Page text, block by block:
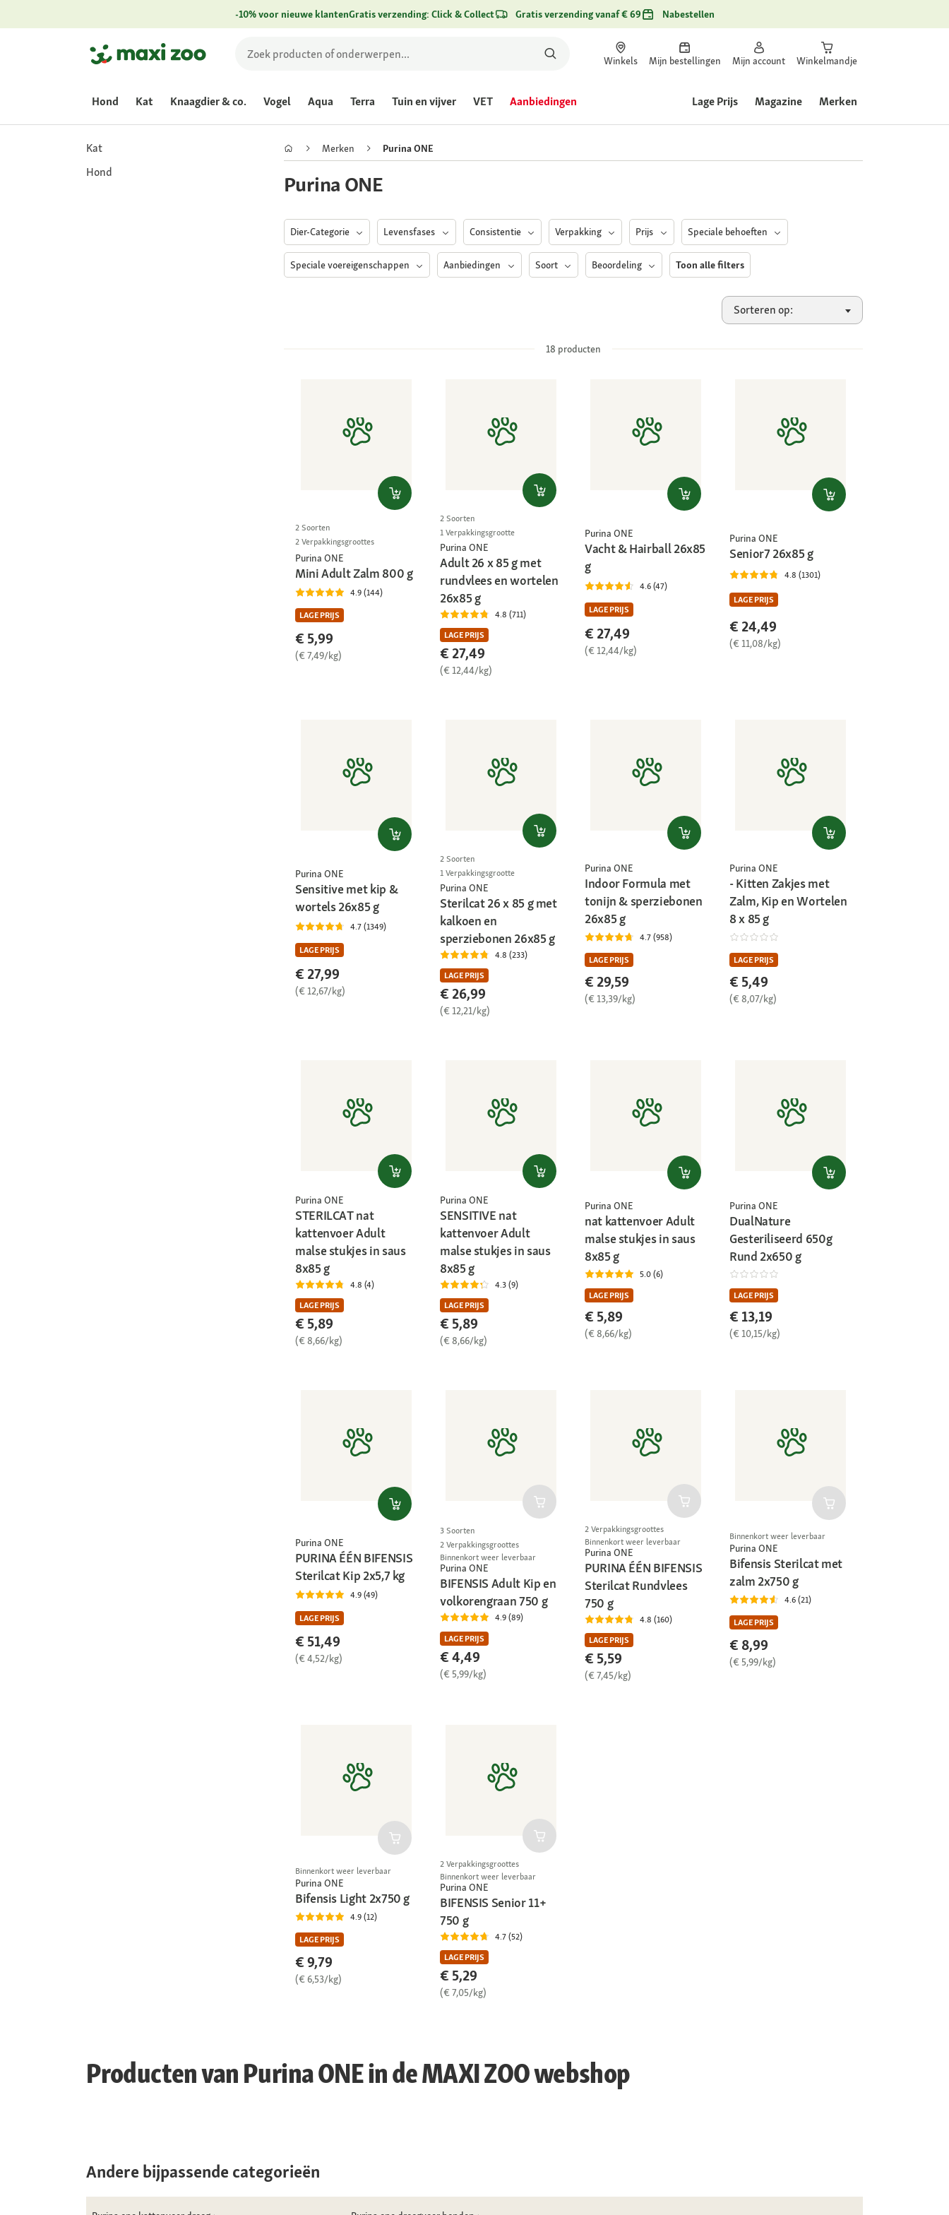
-10% voor nieuwe klantenGratis verzending: Click & Collect Gratis verzending vanaf € 69 Nabestellen
Winkels Mijn bestellingen Mijn account Winkelmandje
Hond Kat Knaagdier & co. Vogel Aqua Terra Tuin en vijver VET Aanbiedingen Lage Prijs Magazine Merken
Kat
Hond
Merken Purina ONE
Purina ONE
Dier-Categorie Levensfases Consistentie Verpakking Prijs Speciale behoeften
Speciale voereigenschappen Aanbiedingen Soort Beoordeling Toon alle filters
Sorteren op:
18 producten
2 Soorten
2 Verpakkingsgroottes
Purina ONE
Mini Adult Zalm 800 g
4.9 (144)
LAGE PRIJS
€ 5,99
(€ 7,49/kg)
2 Soorten
1 Verpakkingsgrootte
Purina ONE
Adult 26 x 85 g met
rundvlees en wortelen
26x85 g
4.8 (711)
LAGE PRIJS
€ 27,49
(€ 12,44/kg)
Purina ONE
Vacht & Hairball 26x85
g
4.6 (47)
LAGE PRIJS
€ 27,49
(€ 12,44/kg)
Purina ONE
Senior7 26x85 g
4.8 (1301)
LAGE PRIJS
€ 24,49
(€ 11,08/kg)
Purina ONE
Sensitive met kip &
wortels 26x85 g
4.7 (1349)
LAGE PRIJS
€ 27,99
(€ 12,67/kg)
2 Soorten
1 Verpakkingsgrootte
Purina ONE
Sterilcat 26 x 85 g met
kalkoen en
sperziebonen 26x85 g
4.8 (233)
LAGE PRIJS
€ 26,99
(€ 12,21/kg)
Purina ONE
Indoor Formula met
tonijn & sperziebonen
26x85 g
4.7 (958)
LAGE PRIJS
€ 29,59
(€ 13,39/kg)
Purina ONE
- Kitten Zakjes met
Zalm, Kip en Wortelen
8 x 85 g
LAGE PRIJS
€ 5,49
(€ 8,07/kg)
Purina ONE
STERILCAT nat
kattenvoer Adult
malse stukjes in saus
8x85 g
4.8 (4)
LAGE PRIJS
€ 5,89
(€ 8,66/kg)
Purina ONE
SENSITIVE nat
kattenvoer Adult
malse stukjes in saus
8x85 g
4.3 (9)
LAGE PRIJS
€ 5,89
(€ 8,66/kg)
Purina ONE
nat kattenvoer Adult
malse stukjes in saus
8x85 g
5.0 (6)
LAGE PRIJS
€ 5,89
(€ 8,66/kg)
Purina ONE
DualNature
Gesteriliseerd 650g
Rund 2x650 g
LAGE PRIJS
€ 13,19
(€ 10,15/kg)
Purina ONE
PURINA ÉÉN BIFENSIS
Sterilcat Kip 2x5,7 kg
4.9 (49)
LAGE PRIJS
€ 51,49
(€ 4,52/kg)
3 Soorten
2 Verpakkingsgroottes
Binnenkort weer leverbaar
Purina ONE
BIFENSIS Adult Kip en
volkorengraan 750 g
4.9 (89)
LAGE PRIJS
€ 4,49
(€ 5,99/kg)
2 Verpakkingsgroottes
Binnenkort weer leverbaar
Purina ONE
PURINA ÉÉN BIFENSIS
Sterilcat Rundvlees
750 g
4.8 (160)
LAGE PRIJS
€ 5,59
(€ 7,45/kg)
Binnenkort weer leverbaar
Purina ONE
Bifensis Sterilcat met
zalm 2x750 g
4.6 (21)
LAGE PRIJS
€ 8,99
(€ 5,99/kg)
Binnenkort weer leverbaar
Purina ONE
Bifensis Light 2x750 g
4.9 (12)
LAGE PRIJS
€ 9,79
(€ 6,53/kg)
2 Verpakkingsgroottes
Binnenkort weer leverbaar
Purina ONE
BIFENSIS Senior 11+
750 g
4.7 (52)
LAGE PRIJS
€ 5,29
(€ 7,05/kg)
Producten van Purina ONE in de MAXI ZOO webshop
Andere bijpassende categorieën